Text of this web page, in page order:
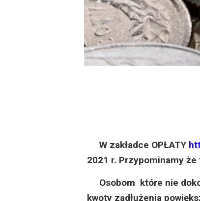
Dzień
Protest w
Protest w
Dzień
Dzień
Dzień
W zakładce OPŁATY
2021 r. Przypominamy że
Osobom które nie
kwoty zadłużenia